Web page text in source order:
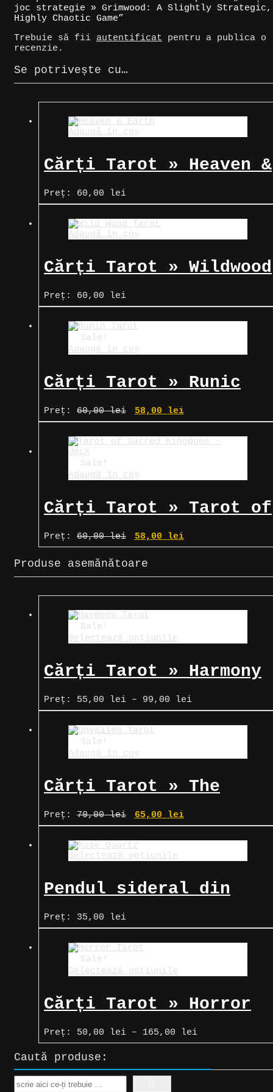
joc strategie » Grimwood: A Slightly Strategic,
Highly Chaotic Game”
Trebuie să fii autentificat pentru a publica o
recenzie.
Se potrivește cu…
Adaugă în coș
Cărți Tarot » Heaven &
Earth Tarot
Preț: 60,00 lei
Adaugă în coș
Cărți Tarot » Wildwood
Tarot
Preț: 60,00 lei
Sale!
Adaugă în coș
Cărți Tarot » Runic
Tarot
Preț: 60,00lei
Prețul
inițial
fost:
58,00 lei
curent
58,00 lei.
Sale!
Adaugă în coș
Cărți Tarot » Tarot of
Sacred Kingdoms
Preț: 60,00lei
Prețul
inițial
fost:
60,00 lei.
58,00 lei
curent
Produse asemănătoare
Sale!
Selectează opțiunile
Cărți Tarot » Harmony
Tarot
Preț: 55,00 lei – 99,00 leiInterval
de
99,00 lei
Sale!
Adaugă în coș
Cărți Tarot » The
Unveiled Tarot
Preț: 70,00lei
Prețul
inițial
fost:
70,00 lei.
65,00 lei
curent
Selectează opțiunile
Pendul sideral din
cuarț roz
Preț: 35,00 lei
Sale!
Selectează opțiunile
Cărți Tarot » Horror
Tarot
Preț: 50,00 lei – 165,00 leiInterval
de
până
Caută produse: